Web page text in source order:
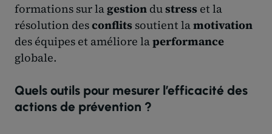
formations sur lagestion dustress et la
résolution desconflits soutient lamotivation
des équipes et améliore laperformance
globale.
Quels outils pour mesurer l’efficacité des
actions de prévention ?